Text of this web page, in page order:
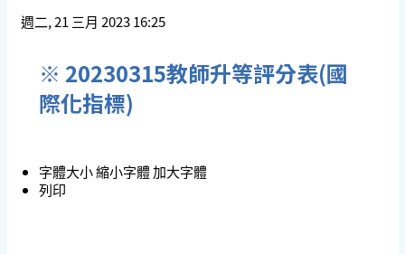
週二, 21 三月 2023 16:25
※ 20230315教師升等評分表(國
際化指標)
字體大小縮小字體加大字體
列印